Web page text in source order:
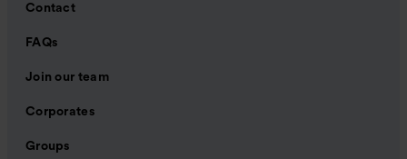
Contact
FAQs
Join our team
Corporates
Groups